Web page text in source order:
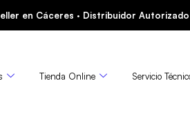
en Cáceres · Distribuidor
Tienda Online Servicio